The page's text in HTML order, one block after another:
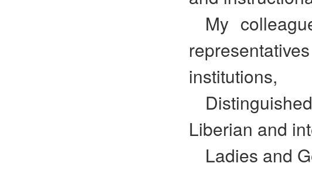
My
institutions,
Liberian and
Ladies and